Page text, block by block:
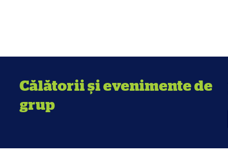
Călătorii și evenimente de
grup